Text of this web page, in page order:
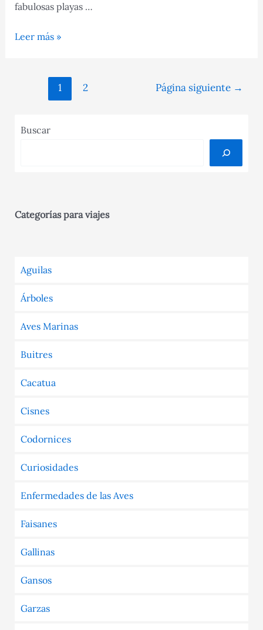
fabulosas playas …
Algarve,
atracciones
Leer más »
1 2 Página siguiente →
Buscar
Categorías para viajes
Aguilas
Árboles
Aves Marinas
Buitres
Cacatua
Cisnes
Codornices
Curiosidades
Enfermedades de las Aves
Faisanes
Gallinas
Gansos
Garzas